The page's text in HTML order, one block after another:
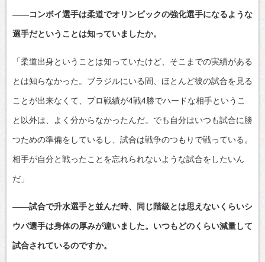
――コンボイ選手は柔道でオリンピックの強化選手になるような
選手だということは知っていましたか。
「柔道出身ということは知っていたけど、そこまでの実績がある
とは知らなかった。ブラジルにいる間、ほとんど彼の試合を見る
ことが出来なくて、プロ戦績が4戦4勝でハードな相手というこ
と以外は、よく分からなかったんだ。でも自分はいつも試合に勝
つための準備をしているし、試合は戦争のつもりで戦っている。
相手が自分と戦ったことを忘れられないような試合をしたいん
だ」
――試合で升水選手と並んだ時、同じ階級とは思えないくらいシ
ウバ選手は身体の厚みが違いました。いつもどのくらい減量して
試合されているのですか。